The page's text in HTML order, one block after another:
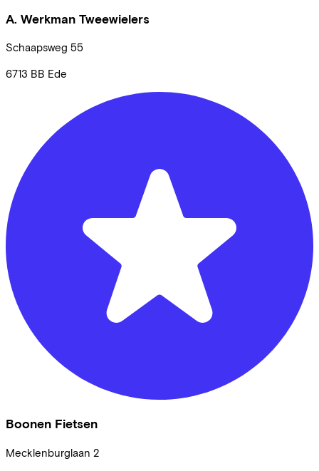
A. Werkman Tweewielers
Schaapsweg 55
6713 BB Ede
Boonen Fietsen
Mecklenburglaan 2